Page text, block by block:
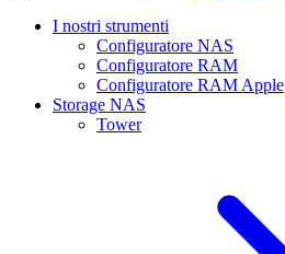
I nostri strumenti
Configuratore NAS
Configuratore RAM
Configuratore RAM Apple
Storage NAS
Tower